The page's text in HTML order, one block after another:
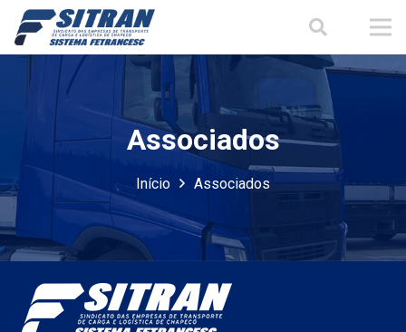
Associados
Início Associados